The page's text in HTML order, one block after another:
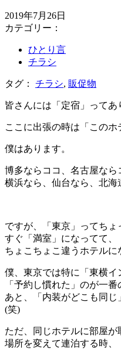
2019年7月26日
カテゴリー：
ひとり言
チラシ
タグ： チラシ, 販促物
皆さんには「定宿」ってあ
ここに出張の時は「このホ
僕はあります。
博多ならココ、名古屋なら
横浜なら、仙台なら、北海
ですが、「東京」ってちょ
すぐ「満室」になってて、
ちょこちょこ違うホテルに
僕、東京では特に「東横イ
「予約し慣れた」のが一番
あと、「内装がどこも同じ
(笑)
ただ、同じホテルに部屋が
場所を変えて連泊する時